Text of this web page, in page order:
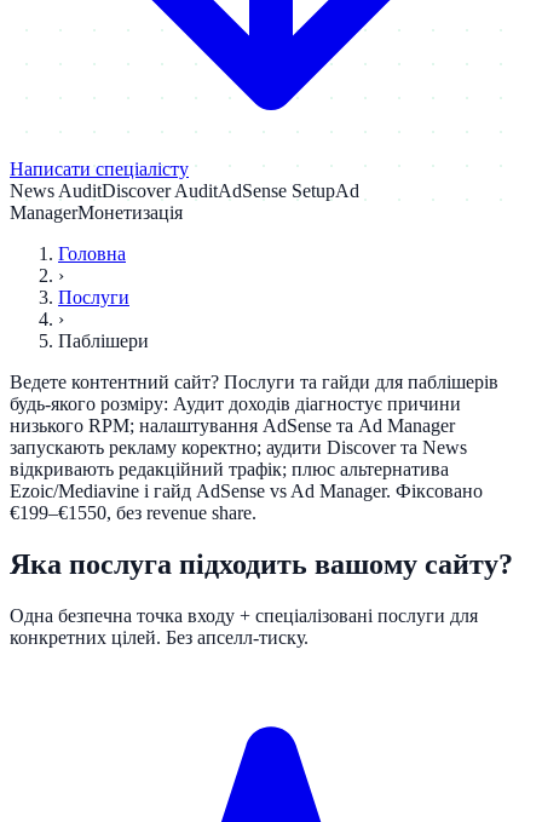
Написати спеціалісту
News AuditDiscover AuditAdSense SetupAd
ManagerМонетизація
Головна
›
Послуги
›
Паблішери
Ведете контентний сайт? Послуги та гайди для паблішерів
будь-якого розміру: Аудит доходів діагностує причини
низького RPM; налаштування AdSense та Ad Manager
запускають рекламу коректно; аудити Discover та News
відкривають редакційний трафік; плюс альтернатива
Ezoic/Mediavine і гайд AdSense vs Ad Manager. Фіксовано
€199–€1550, без revenue share.
Яка послуга підходить вашому сайту?
Одна безпечна точка входу + спеціалізовані послуги для
конкретних цілей. Без апселл-тиску.